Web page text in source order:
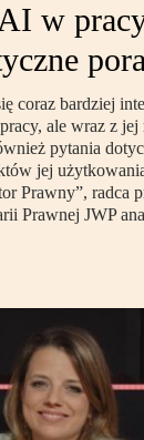
w
coraz bardziej
ale wraz z jej
pytania
jej
Prawny”, radca
Prawnej JWP